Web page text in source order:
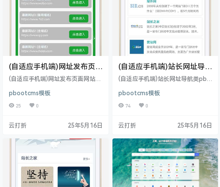
义标题/关键词/描述，PHP程序（p
hp≥7.0，＜8.0），安全、稳定、快
速；用低成本获取源源不…
据！ 友好的seo，所有页面均都能
完全自定义标题/关键词/描述，PHP
(自适应手机端)网址发布页面
网站模板
(自适应手机端)网址发布页面网站模
板，该模板适用于网址发布网站等
企业，当然其他行业也可以做，只
数据即时同步，简单适用！附带测
都能完全自定义标题/关键词/描述，
PHP程序（php≥7.0，＜8.0），安
全、稳定、快速；用低成本获取源
源不断订单！ 后台…
pbootcms模板
25 0
云打折 25年5月16日
(自适应手机端)站长网址导航
类pbootcms模板 网站目录
(自适应手机端)站长网址导航类pbo
otCMS内核开发的网站模板，该模
板适用于网址导航、网站目录等企
可； 自适应手机端，同一个后台，
试数据！ 友好的seo，所有页面均
都能完全自定义标题/关键词/描述，
PHP程序（php≥7.0，＜8.0），安
全、稳定、…
pbootcms模板
74 0
云打折 25年5月16日